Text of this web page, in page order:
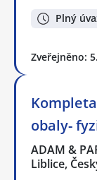
Plný
Zveřejněno:
obaly-
ADAM &
Liblice,